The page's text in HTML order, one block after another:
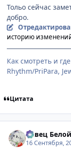
Тольо сейчас
добро.
историю
Как смотреть и
Rhythm/PriPara,
Цитата
Певец
16 Сентября,